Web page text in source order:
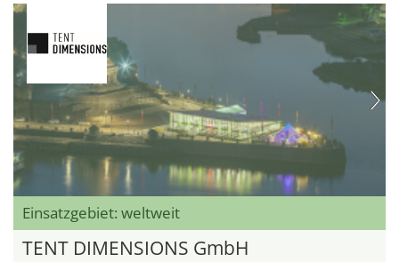
Einsatzgebiet: weltweit
TENT DIMENSIONS GmbH